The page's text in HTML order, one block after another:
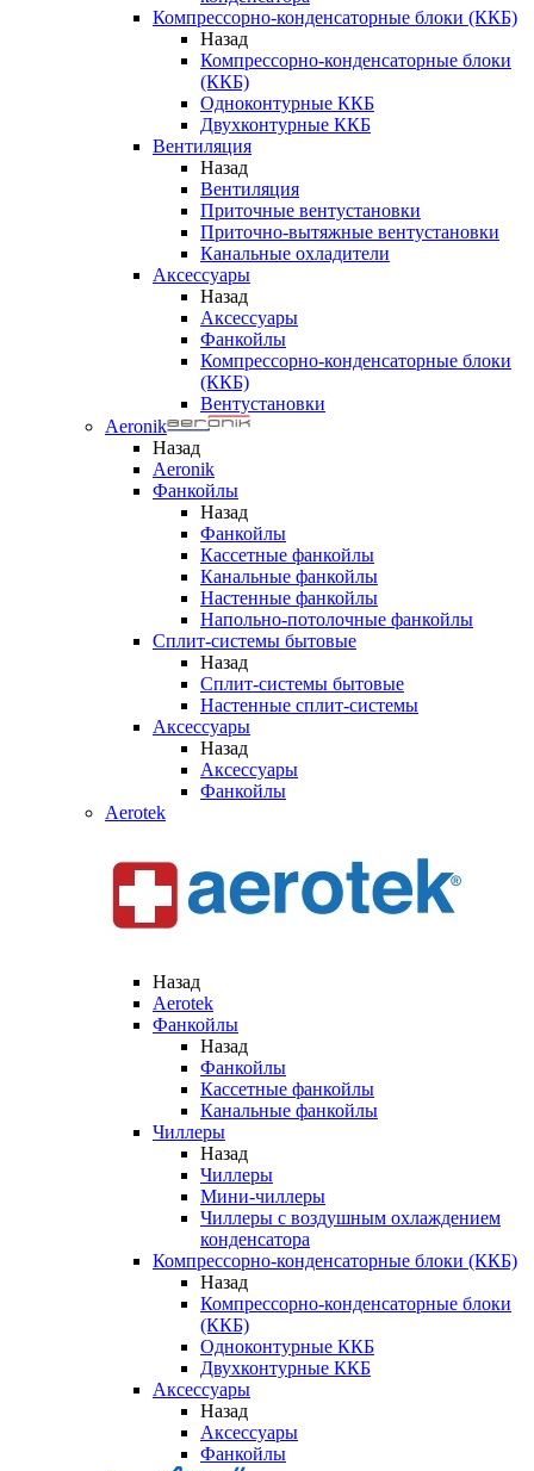
Компрессорно-конденсаторные блоки (ККБ)
Назад
Компрессорно-конденсаторные блоки
(ККБ)
Одноконтурные ККБ
Двухконтурные ККБ
Вентиляция
Назад
Вентиляция
Приточные вентустановки
Приточно-вытяжные вентустановки
Канальные охладители
Аксессуары
Назад
Аксессуары
Фанкойлы
Компрессорно-конденсаторные блоки
(ККБ)
Вентустановки
Aeronik
Назад
Aeronik
Фанкойлы
Назад
Фанкойлы
Кассетные фанкойлы
Канальные фанкойлы
Настенные фанкойлы
Напольно-потолочные фанкойлы
Сплит-системы бытовые
Назад
Сплит-системы бытовые
Настенные сплит-системы
Аксессуары
Назад
Аксессуары
Фанкойлы
Aerotek
Назад
Aerotek
Фанкойлы
Назад
Фанкойлы
Кассетные фанкойлы
Канальные фанкойлы
Чиллеры
Назад
Чиллеры
Мини-чиллеры
Чиллеры с воздушным охлаждением
конденсатора
Компрессорно-конденсаторные блоки (ККБ)
Назад
Компрессорно-конденсаторные блоки
(ККБ)
Одноконтурные ККБ
Двухконтурные ККБ
Аксессуары
Назад
Аксессуары
Фанкойлы